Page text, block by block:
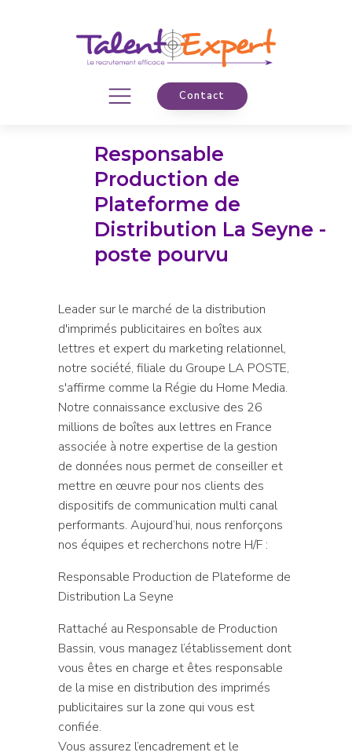
Contact
Responsable
Production de
Plateforme de
Distribution La Seyne -
poste pourvu
Leader sur le marché de la distribution
d'imprimés publicitaires en boîtes aux
lettres et expert du marketing relationnel,
notre société, filiale du Groupe LA POSTE,
s'affirme comme la Régie du Home Media.
Notre connaissance exclusive des 26
millions de boîtes aux lettres en France
associée à notre expertise de la gestion
de données nous permet de conseiller et
mettre en œuvre pour nos clients des
dispositifs de communication multi canal
performants. Aujourd’hui, nous renforçons
nos équipes et recherchons notre H/F :
Responsable Production de Plateforme de
Distribution La Seyne
Rattaché au Responsable de Production
Bassin, vous managez l’établissement dont
vous êtes en charge et êtes responsable
de la mise en distribution des imprimés
publicitaires sur la zone qui vous est
confiée.
Vous assurez l’encadrement et le